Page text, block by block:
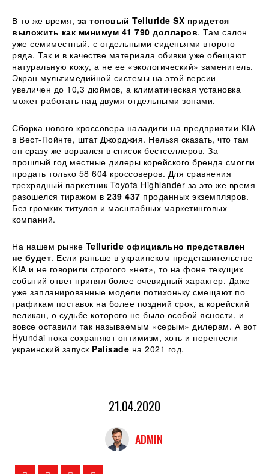
В то же время, за топовый Telluride SX придется
выложить как минимум 41 790 долларов. Там салон
уже семиместный, с отдельными сиденьями второго
ряда. Так и в качестве материала обивки уже обещают
натуральную кожу, а не ее «экологический» заменитель.
Экран мультимедийной системы на этой версии
увеличен до 10,3 дюймов, а климатическая установка
может работать над двумя отдельными зонами.
Сборка нового кроссовера наладили на предприятии KIA
в Вест-Пойнте, штат Джорджия. Нельзя сказать, что там
он сразу же ворвался в список бестселлеров. За
прошлый год местные дилеры корейского бренда смогли
продать только 58 604 кроссоверов. Для сравнения
трехрядный паркетник Toyota Highlander за это же время
разошелся тиражом в 239 437 проданных экземпляров.
Без громких титулов и масштабных маркетинговых
компаний.
На нашем рынке Telluride официально представлен
не будет. Если раньше в украинском представительстве
KIA и не говорили строгого «нет», то на фоне текущих
событий ответ принял более очевидный характер. Даже
уже запланированные модели потихоньку смещают по
графикам поставок на более поздний срок, а корейский
великан, о судьбе которого не было особой ясности, и
вовсе оставили так называемым «серым» дилерам. А вот
Hyundai пока сохраняют оптимизм, хоть и перенесли
украинский запуск Palisade на 2021 год.
21.04.2020
ADMIN